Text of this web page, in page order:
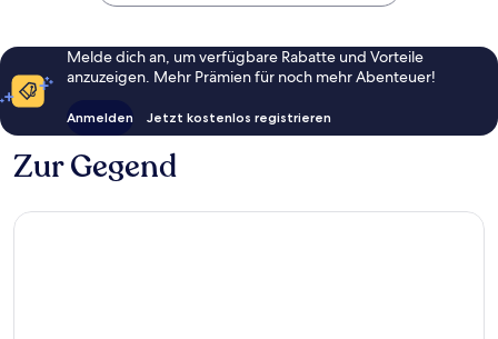
Melde dich an, um verfügbare Rabatte und Vorteile
anzuzeigen. Mehr Prämien für noch mehr Abenteuer!
Anmelden Jetzt kostenlos registrieren
Zur Gegend